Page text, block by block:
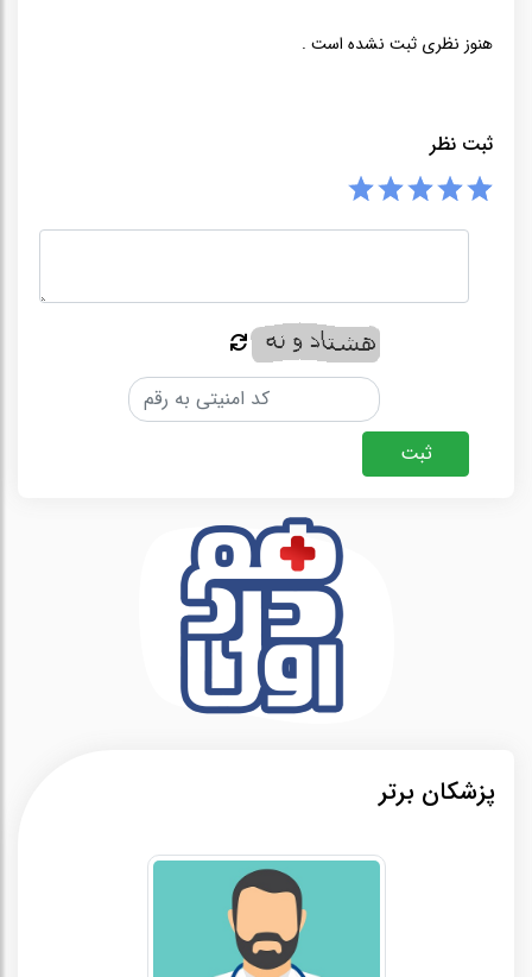
پزشکان برتر
هنوز نظری ثبت نشده است .
ثبت نظر
ثبت